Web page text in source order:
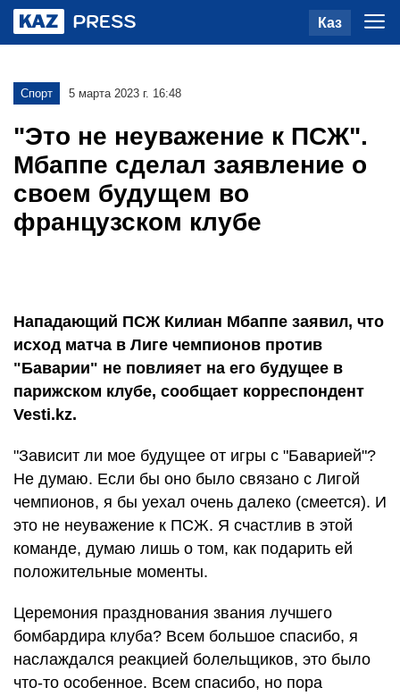
Каз
Спорт 5 марта 2023 г. 16:48
"Это не неуважение к ПСЖ".
Мбаппе сделал заявление о
своем будущем во
французском клубе
Нападающий ПСЖ Килиан Мбаппе заявил, что
исход матча в Лиге чемпионов против
"Баварии" не повлияет на его будущее в
парижском клубе, сообщает корреспондент
Vesti.kz.
"Зависит ли мое будущее от игры с "Баварией"?
Не думаю. Если бы оно было связано с Лигой
чемпионов, я бы уехал очень далеко (смеется). И
это не неуважение к ПСЖ. Я счастлив в этой
команде, думаю лишь о том, как подарить ей
положительные моменты.
Церемония празднования звания лучшего
бомбардира клуба? Всем большое спасибо, я
наслаждался реакцией болельщиков, это было
что-то особенное. Всем спасибо, но пора